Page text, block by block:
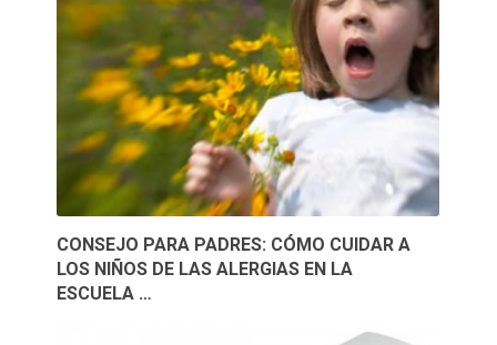
CONSEJO PARA PADRES: CÓMO CUIDAR A
LOS NIÑOS DE LAS ALERGIAS EN LA
ESCUELA …